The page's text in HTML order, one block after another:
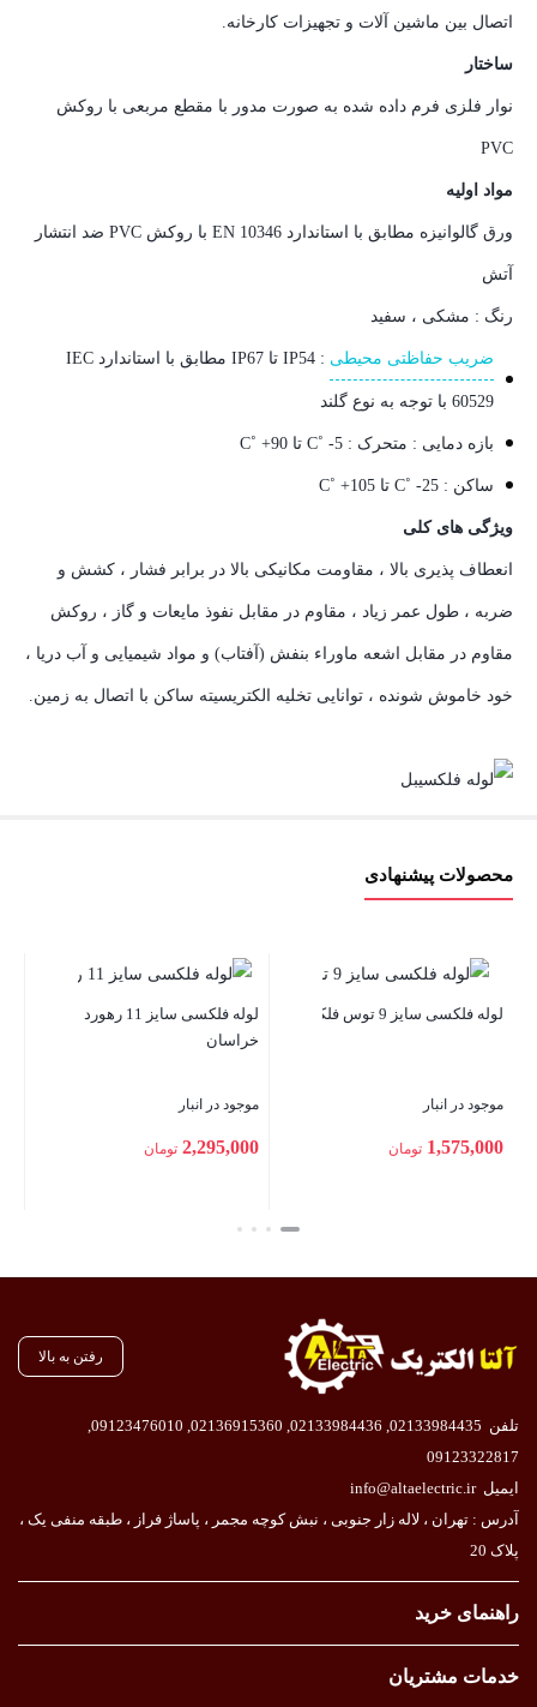
اتصال بین ماشین آلات و تجهیزات کارخانه.
ساختار
نوار فلزی فرم داده شده به صورت مدور با مقطع مربعی با روکش
PVC
مواد اولیه
ورق گالوانیزه مطابق با استاندارد EN 10346 با روکش PVC ضد انتشار
آتش
رنگ : مشکی ، سفید
ضریب حفاظتی محیطی : IP54 تا IP67 مطابق با استاندارد IEC
60529 با توجه به نوع گلند
بازه دمایی : متحرک : C˚ -5 تا C˚ +90
ساکن : C˚ -25 تا C˚ +105
ویژگی های کلی
انعطاف پذیری بالا ، مقاومت مکانیکی بالا در برابر فشار ، کشش و
ضربه ، طول عمر زیاد ، مقاوم در مقابل نفوذ مایعات و گاز ، روکش
مقاوم در مقابل اشعه ماوراء بنفش (آفتاب) و مواد شیمیایی و آب دریا ،
خود خاموش شونده ، توانایی تخلیه الکتریسیته ساکن با اتصال به زمین.
محصولات پیشنهادی
موجود در انبار
2,295,000
خراسان
2,675,000
رفتن به بالا
تلفن 02133984435
02133984436
02136915360
09123476010
09123322817
ایمیلinfo@altaelectric.ir
آدرس : تهران ، لاله زار جنوبی ، نبش کوچه مجمر ، پاساژ فراز ، طبقه منفی یک ،
پلاک 20
راهنمای خرید
خدمات مشتریان